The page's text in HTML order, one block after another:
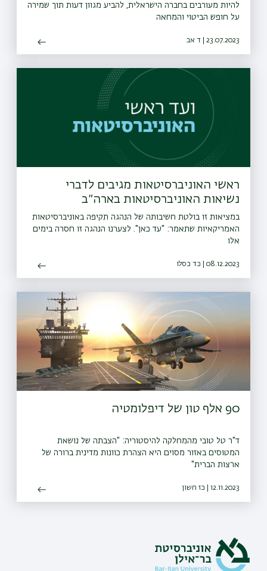
להיות מעורבים בחברה הישראלית, להביע מגוון דעות תוך שמירה
על חופש הביטוי והמחאה
23.07.2023 | ד אב
ראשי האוניברסיטאות מגיבים לדברי
נשיאות האוניברסיטאות בארה״ב
במציאות זו בולטת חשיבותה של הנהגה תקיפה באוניברסיטאות
האמריקאיות שתאמר: "עד כאן". לצערנו הנהגה זו חסרה בימים
אלו
08.12.2023 | כד כסלו
90 אלף טון של דיפלומטיה
ד"ר טל טובי מהמחלקה להיסטוריה: "הצבתה של נושאת
המטוסים באזור מסוים היא הצהרת כוונות מדינית ברורה של
ארצות הברית"
12.11.2023 | כז חשון